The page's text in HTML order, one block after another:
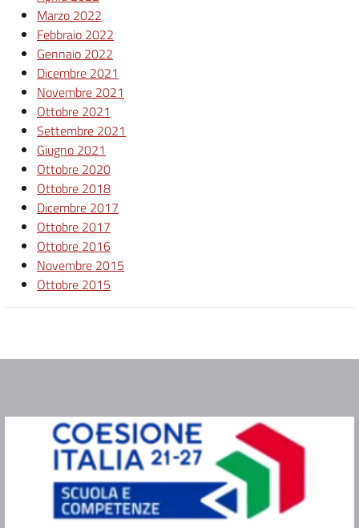
Marzo 2022
Febbraio 2022
Gennaio 2022
Dicembre 2021
Novembre 2021
Ottobre 2021
Settembre 2021
Giugno 2021
Ottobre 2020
Ottobre 2018
Dicembre 2017
Ottobre 2017
Ottobre 2016
Novembre 2015
Ottobre 2015